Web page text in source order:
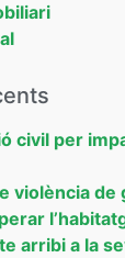
civil per
violència de
arribi a la